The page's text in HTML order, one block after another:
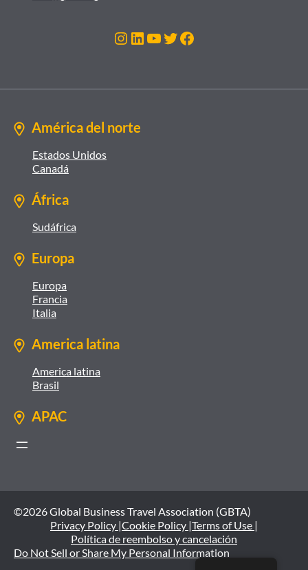
Instagram
LinkedIn
YouTube
Twitter
Facebook
América del norte
Estados Unidos
Canadá
África
Sudáfrica
Europa
Europa
Francia
Italia
America latina
America latina
Brasil
APAC
©2026 Global Business Travel Association (GBTA)
Privacy Policy |Cookie Policy |Terms of Use |
Política de reembolso y cancelación
Do Not Sell or Share My Personal Information